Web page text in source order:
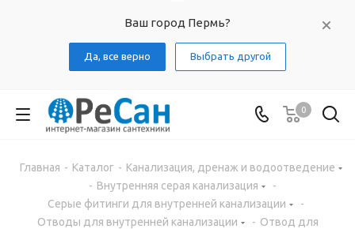
Ваш город Пермь?
Да, все верно Выбрать другой
0
Главная - Каталог - Канализация, дренаж и водоотведение
- Внутренняя серая канализация
-
Серые фитинги для внутренней канализации
-
Отводы для внутренней канализации
- Отвод для